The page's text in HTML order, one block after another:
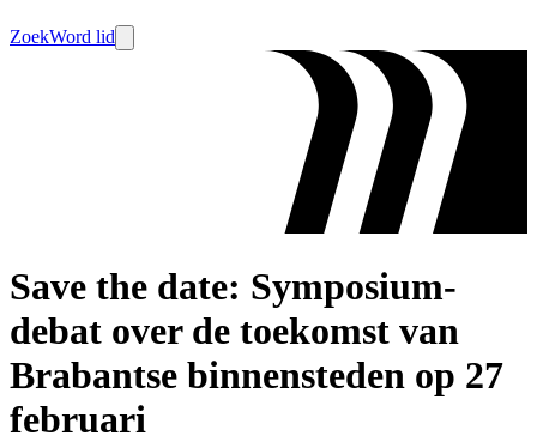
ZoekWord lid
Save the date: Symposium-
debat over de toekomst van
Brabantse binnensteden op 27
februari